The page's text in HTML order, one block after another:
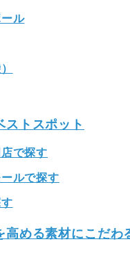
ール
ストスポット
で探す
ルで探す
める素材にこだわ